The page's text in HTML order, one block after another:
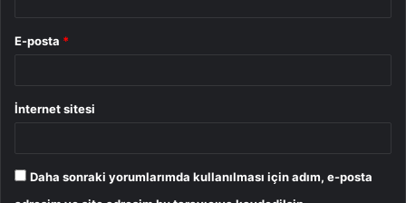
E-posta *
İnternet sitesi
Daha sonraki yorumlarımda kullanılması için adım, e-posta